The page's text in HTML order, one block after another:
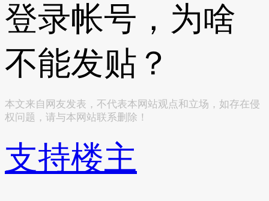
登录帐号，为啥
不能发贴？
本文来自网友发表，不代表本网站观点和立场，如存在侵
权问题，请与本网站联系删除！
支持楼主